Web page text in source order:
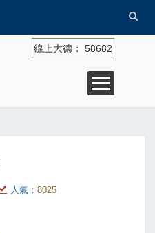
線上大德： 58682
人氣： 8025